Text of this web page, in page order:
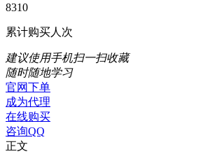
8310
累计购买人次
建议使用手机扫一扫收藏
随时随地学习
官网下单
成为代理
在线购买
咨询QQ
正文